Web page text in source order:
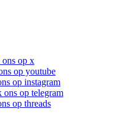
ons op x
op youtube
op instagram
ons op telegram
op threads